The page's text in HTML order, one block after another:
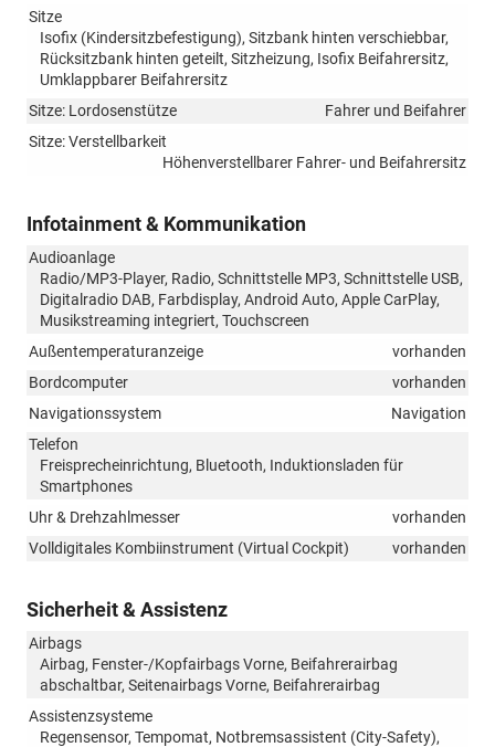
Sitze
Isofix (Kindersitzbefestigung), Sitzbank hinten verschiebbar,
Rücksitzbank hinten geteilt, Sitzheizung, Isofix Beifahrersitz,
Umklappbarer Beifahrersitz
Sitze: Lordosenstütze
Fahrer und Beifahrer
Sitze: Verstellbarkeit
Höhenverstellbarer Fahrer- und Beifahrersitz
Infotainment & Kommunikation
Audioanlage
Radio/MP3-Player, Radio, Schnittstelle MP3, Schnittstelle USB,
Digitalradio DAB, Farbdisplay, Android Auto, Apple CarPlay,
Musikstreaming integriert, Touchscreen
Außentemperaturanzeige
vorhanden
Bordcomputer
vorhanden
Navigationssystem
Navigation
Telefon
Freisprecheinrichtung, Bluetooth, Induktionsladen für
Smartphones
Uhr & Drehzahlmesser
vorhanden
Volldigitales Kombiinstrument (Virtual Cockpit)
vorhanden
Sicherheit & Assistenz
Airbags
Airbag, Fenster-/Kopfairbags Vorne, Beifahrerairbag
abschaltbar, Seitenairbags Vorne, Beifahrerairbag
Assistenzsysteme
Regensensor, Tempomat, Notbremsassistent (City-Safety),